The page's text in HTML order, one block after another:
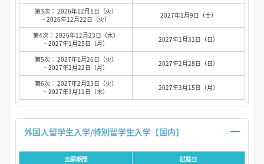
第3次： 2026年12月1日（火）
~ 2026年12月22日（火）
2027年1月9日（土）
第4次： 2026年12月23日（水）
~ 2027年1月25日（月）
2027年1月31日（日）
第5次： 2027年1月26日（火）
~ 2027年2月22日（月）
2027年2月28日（日）
第6次： 2027年2月23日（火）
~ 2027年3月11日（木）
2027年3月15日（月）
出願期間
試験日